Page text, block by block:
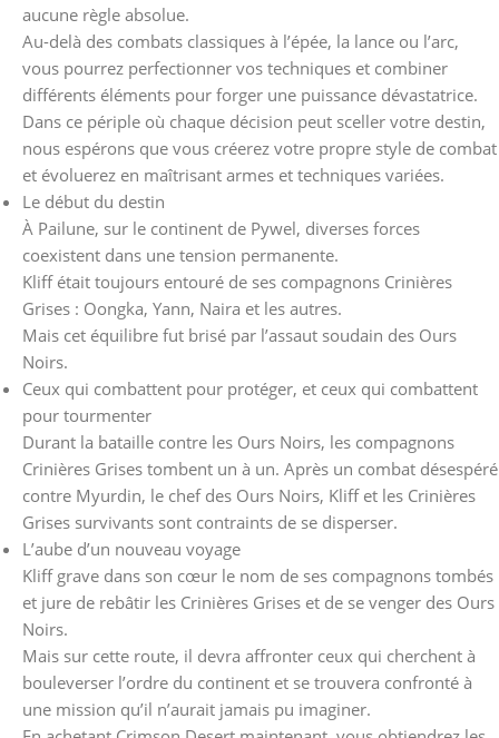
aucune règle absolue.
Au-delà des combats classiques à l’épée, la lance ou l’arc,
vous pourrez perfectionner vos techniques et combiner
différents éléments pour forger une puissance dévastatrice.
Dans ce périple où chaque décision peut sceller votre destin,
nous espérons que vous créerez votre propre style de combat
et évoluerez en maîtrisant armes et techniques variées.
Le début du destin
À Pailune, sur le continent de Pywel, diverses forces
coexistent dans une tension permanente.
Kliff était toujours entouré de ses compagnons Crinières
Grises : Oongka, Yann, Naira et les autres.
Mais cet équilibre fut brisé par l’assaut soudain des Ours
Noirs.
Ceux qui combattent pour protéger, et ceux qui combattent
pour tourmenter
Durant la bataille contre les Ours Noirs, les compagnons
Crinières Grises tombent un à un. Après un combat désespéré
contre Myurdin, le chef des Ours Noirs, Kliff et les Crinières
Grises survivants sont contraints de se disperser.
L’aube d’un nouveau voyage
Kliff grave dans son cœur le nom de ses compagnons tombés
et jure de rebâtir les Crinières Grises et de se venger des Ours
Noirs.
Mais sur cette route, il devra affronter ceux qui cherchent à
bouleverser l’ordre du continent et se trouvera confronté à
une mission qu’il n’aurait jamais pu imaginer.